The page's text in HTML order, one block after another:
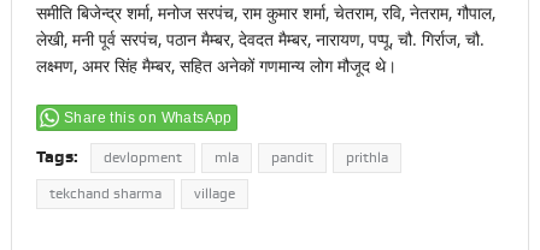
समीति बिजेन्द्र शर्मा, मनोज सरपंच, राम कुमार शर्मा, चेतराम, रवि, नेतराम, गौपाल,
लेखी, मनी पूर्व सरपंच, पठान मैम्बर, देवदत मैम्बर, नारायण, पप्पू, चौ. गिर्राज, चौ.
लक्ष्मण, अमर सिंह मैम्बर, सहित अनेकों गणमान्य लोग मौजूद थे।
Share this on WhatsApp
Tags: devlopment mla pandit prithla
tekchand sharma village